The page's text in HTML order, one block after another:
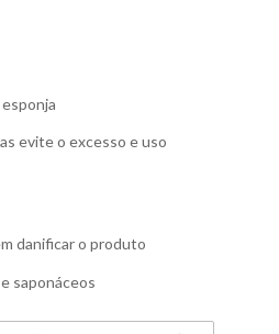
evite o excesso e uso
danificar o produto
saponáceos